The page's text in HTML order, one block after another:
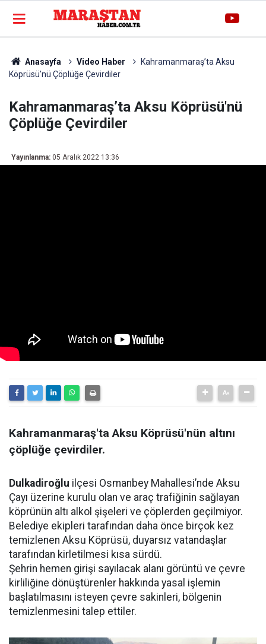
Anasayfa Video Haber
Kahramanmaraş’ta Aksu
Köprüsü'nü Çöplüğe Çevirdiler
Kahramanmaraş’ta Aksu Köprüsü'nü
Çöplüğe Çevirdiler
Yayınlanma: 05 Aralık 2022 13:36
Kahramanmaraş'ta Aksu Köprüsü'nün altını
çöplüğe çevirdiler.
Dulkadiroğlu ilçesi Osmanbey Mahallesi’nde Aksu
Çayı üzerine kurulu olan ve araç trafiğinin sağlayan
köprünün altı alkol şişeleri ve çöplerden geçilmiyor.
Belediye ekipleri tarafından daha önce birçok kez
temizlenen Aksu Köprüsü, duyarsız vatandaşlar
tarafından kirletilmesi kısa sürdü.
Şehrin hemen girişi sayılacak alanı görüntü ve çevre
kirliliğine dönüştürenler hakkında yasal işlemin
başlatılmasını isteyen çevre sakinleri, bölgenin
temizlenmesini talep ettiler.